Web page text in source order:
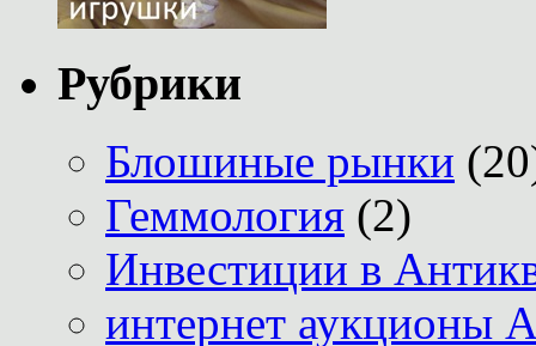
Рубрики
Блошиные рынки
Геммология (2)
Инвестиции в
интернет аукционы